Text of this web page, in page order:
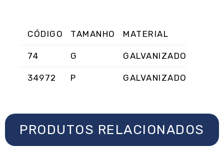
CÓDIGO TAMANHO MATERIAL
74 G GALVANIZADO
34972 P GALVANIZADO
PRODUTOS RELACIONADOS